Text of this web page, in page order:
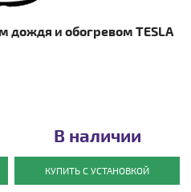
дождя и обогревом TESLA
В наличии
КУПИТЬ С УСТАНОВКОЙ